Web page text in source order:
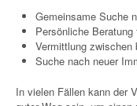
Gemeinsame Suche
Persönliche
Vermittlung zwischen
Suche nach neuer
In vielen Fällen kann der